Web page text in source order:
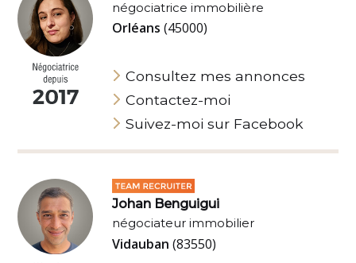
négociatrice immobilière
Orléans(45000)
Consultez mes annonces
Contactez-moi
Suivez-moi sur Facebook
Johan Benguigui
négociateur immobilier
Vidauban(83550)